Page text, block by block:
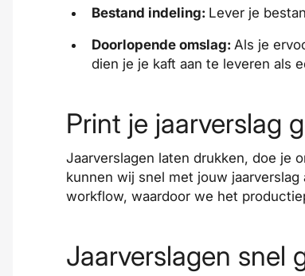
Bestand indeling: Lever je
Doorlopende omslag: Als je
dien je je kaft aan te leveren als
Print je jaarverslag
Jaarverslagen latendrukken, doe je
kunnen wij snel met jouw
workflow, waardoor we het
Jaarverslagen snel